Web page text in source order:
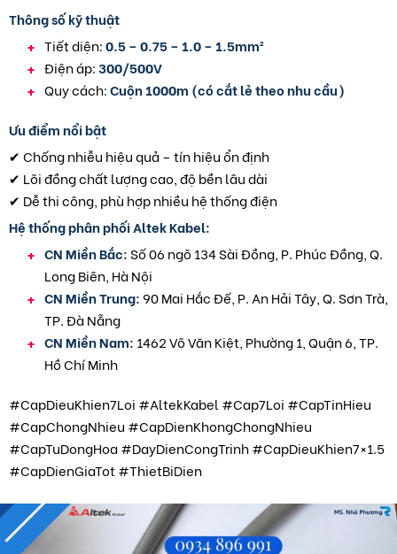
Thông số kỹ thuật
Tiết diện:0.5 – 0.75 – 1.0 – 1.5mm²
Điện áp:300/500V
Quy cách:Cuộn 1000m (có cắt lẻ theo nhu cầu)
Ưu điểm nổi bật
✔ Chống nhiễu hiệu quả – tín hiệu ổn định
✔ Lõi đồng chất lượng cao, độ bền lâu dài
✔ Dễ thi công, phù hợp nhiều hệ thống điện
Hệ thống phân phối Altek Kabel:
CN Miền Bắc:Số 06 ngõ 134 Sài Đồng, P. Phúc Đồng, Q.
Long Biên, Hà Nội
CN Miền Trung: 90 Mai Hắc Đế, P. An Hải Tây, Q. Sơn Trà,
TP. Đà Nẵng
CN Miền Nam: 1462 Võ Văn Kiệt, Phường 1, Quận 6, TP.
Hồ Chí Minh
#CapDieuKhien7Loi #AltekKabel #Cap7Loi #CapTinHieu
#CapChongNhieu #CapDienKhongChongNhieu
#CapTuDongHoa #DayDienCongTrinh #CapDieuKhien7×1.5
#CapDienGiaTot #ThietBiDien